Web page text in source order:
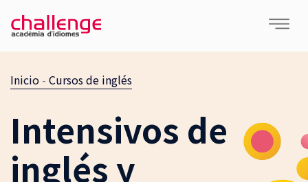
Inicio - Cursos de inglés
Intensivos de
inglés y